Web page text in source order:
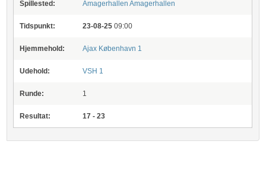
Spillested: Amagerhallen Amagerhallen
Tidspunkt: 23-08-2509:00
Hjemmehold: Ajax København 1
Udehold: VSH 1
Runde: 1
Resultat: 17 - 23